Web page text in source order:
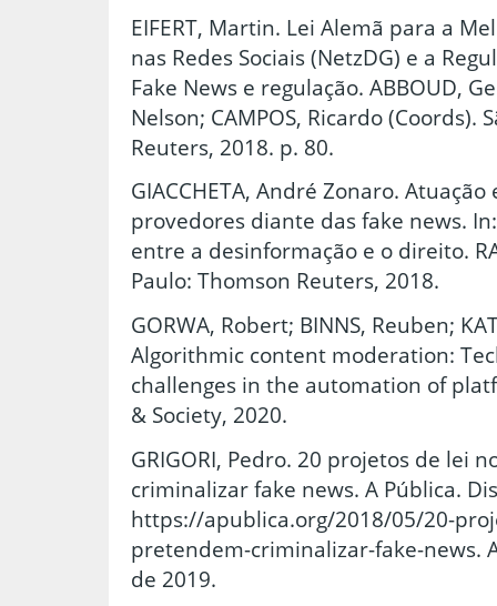
EIFERT, Martin. Lei Alemã para a
nas Redes Sociais (NetzDG) e a
Fake News e regulação. ABBOUD,
Nelson; CAMPOS, Ricardo (Coords).
Reuters, 2018. p. 80.
GIACCHETA, André Zonaro.
provedores diante das fake news.
entre a desinformação e o direito.
Paulo: Thomson Reuters, 2018.
GORWA, Robert; BINNS, Reuben;
Algorithmic content moderation:
challenges in the automation of
& Society, 2020.
GRIGORI, Pedro. 20 projetos de lei
criminalizar fake news. A Pública.
https://apublica.org/2018/05/20-
pretendem-criminalizar-fake-news.
de 2019.